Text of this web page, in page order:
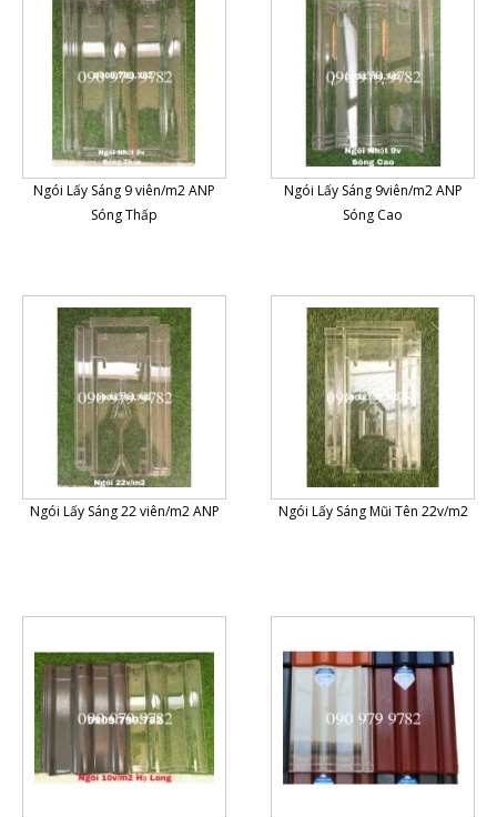
Ngói Lấy Sáng 9 viên/m2 ANP
Sóng Thấp
Ngói Lấy Sáng 9viên/m2 ANP
Sóng Cao
Ngói Lấy Sáng 22 viên/m2 ANP Ngói Lấy Sáng Mũi Tên 22v/m2